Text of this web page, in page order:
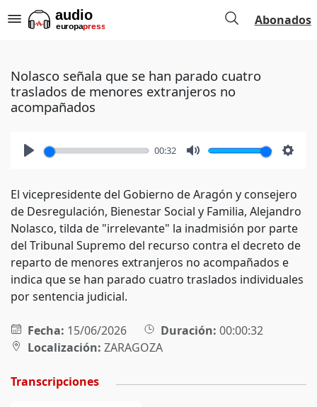
Abonados
Nolasco señala que se han parado cuatro
traslados de menores extranjeros no
acompañados
00:32
El vicepresidente del Gobierno de Aragón y consejero
de Desregulación, Bienestar Social y Familia, Alejandro
Nolasco, tilda de "irrelevante" la inadmisión por parte
del Tribunal Supremo del recurso contra el decreto de
reparto de menores extranjeros no acompañados e
indica que se han parado cuatro traslados individuales
por sentencia judicial.
Fecha: 15/06/2026 Duración: 00:00:32
Localización: ZARAGOZA
Transcripciones